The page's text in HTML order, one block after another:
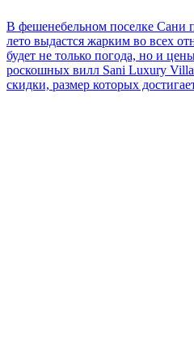
В фешенебельном поселке Сани
лето выдастся жарким во всех
будет не только погода, но и
роскошных вилл Sani Luxury
скидки, размер которых